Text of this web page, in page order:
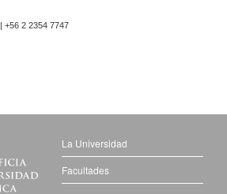
| +56 2 2354 7747
La Universidad
Facultades